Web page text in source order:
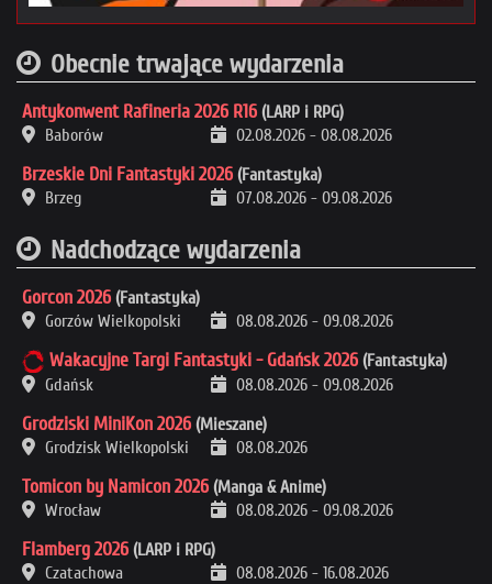
Obecnie trwające wydarzenia
Antykonwent Rafineria 2026 R16 (LARP i RPG)
Baborów
02.08.2026 - 08.08.2026
Brzeskie Dni Fantastyki 2026 (Fantastyka)
Brzeg
07.08.2026 - 09.08.2026
Nadchodzące wydarzenia
Gorcon 2026 (Fantastyka)
Gorzów Wielkopolski
08.08.2026 - 09.08.2026
Wakacyjne Targi Fantastyki - Gdańsk 2026 (Fantastyka)
Gdańsk
08.08.2026 - 09.08.2026
Grodziski MiniKon 2026 (Mieszane)
Grodzisk Wielkopolski
08.08.2026
Tomicon by Namicon 2026 (Manga & Anime)
Wrocław
08.08.2026 - 09.08.2026
Flamberg 2026 (LARP i RPG)
Czatachowa
08.08.2026 - 16.08.2026